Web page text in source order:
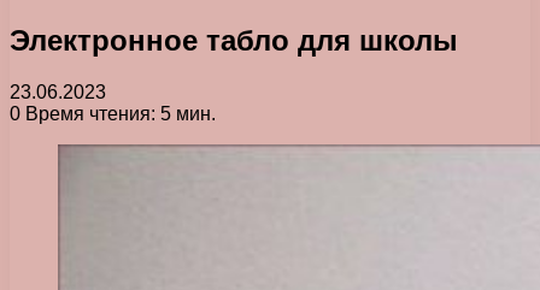
Электронное табло для школы
23.06.2023
0 Время чтения: 5 мин.